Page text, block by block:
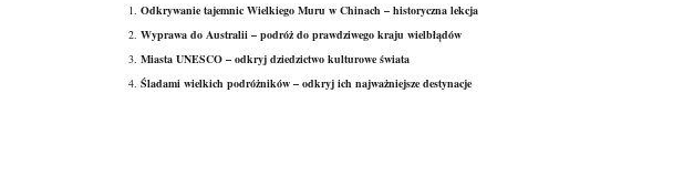
Odkrywanie tajemnic Wielkiego Muru w Chinach – historyczna lekcja
Wyprawa do Australii – podróż do prawdziwego kraju wielbłądów
Miasta UNESCO – odkryj dziedzictwo kulturowe świata
Śladami wielkich podróżników – odkryj ich najważniejsze destynacje